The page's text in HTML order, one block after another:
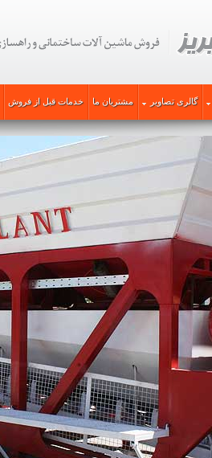
گالری تصاویر مشتریان ما خدمات قبل از فروش